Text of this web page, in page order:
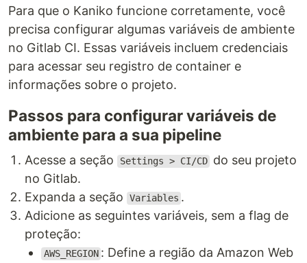
Para que o Kaniko funcione corretamente, você
precisa configurar algumas variáveis de ambiente
no Gitlab CI. Essas variáveis incluem credenciais
para acessar seu registro de container e
informações sobre o projeto.
Passos para configurar variáveis de
ambiente para a sua pipeline
Acesse a seção Settings > CI/CD do seu projeto
no Gitlab.
Expanda a seção
Variables .
Adicione as seguintes variáveis, sem a flag de
proteção:
AWS_REGION : Define a região da Amazon Web